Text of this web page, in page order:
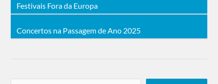
Festivais Fora da Europa
Concertos na Passagem de Ano 2025